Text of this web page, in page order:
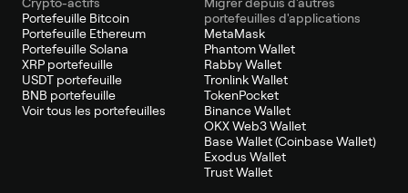
Portefeuille Bitcoin
Portefeuille Ethereum
Portefeuille Solana
XRP portefeuille
USDT portefeuille
BNB portefeuille
Voir tous les portefeuilles
portefeuilles d'applications
MetaMask
Phantom Wallet
Rabby Wallet
Tronlink Wallet
TokenPocket
Binance Wallet
OKX Web3 Wallet
Base Wallet (Coinbase Wallet)
Exodus Wallet
Trust Wallet